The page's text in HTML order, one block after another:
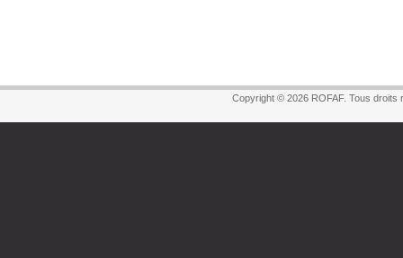
Copyright © 2026 ROFAF. Tous droits